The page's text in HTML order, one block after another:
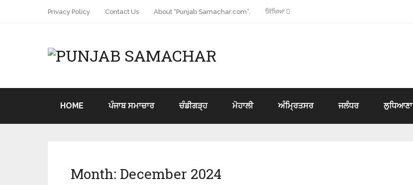
Privacy Policy Contact Us About “Punjab Samachar.com”. ਸਿੱਖਿਆ
HOME ਪੰਜਾਬ ਸਮਾਚਾਰ ਚੰਡੀਗੜ੍ਹ ਮੋਹਾਲੀ ਅੰਮ੍ਰਿਤਸਰ ਜਲੰਧਰ ਲੁਧਿਆਣਾ
Month: December 2024